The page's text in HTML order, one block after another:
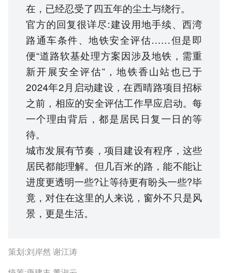
在，已经忍受了四五年的尘土与绕行。
官方的回复很详尽:建设用地手续、西湾
路通车条件、地铁安全评估……但是即
便“道路软基处理方案因涉及地铁，需重
新开展安全评估”，地铁香山站也已于
2024年2月启动建设，在西晴路项目招标
之前，相应的安全评估工作早应启动。每
一个理由背后，都是居民日复一日的等
待。
城市发展有节奏，项目建设有程序，这些
居民都能理解。但几百米的路，能不能让
进度更透明一些?让等待更有盼头一些?毕
竟，对住在这里的人来说，窗外不只是风
景，更是生活。
策划:刘岸然 谢江涛